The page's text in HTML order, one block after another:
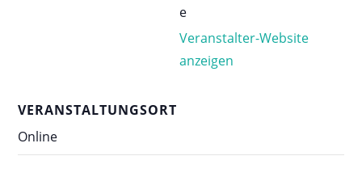
e
Veranstalter-Website
anzeigen
VERANSTALTUNGSORT
Online